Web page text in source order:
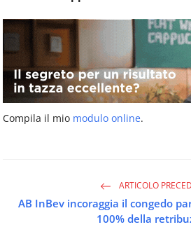
Compila il mio modulo online.
ARTICOLO
AB InBev incoraggia il congedo
100% della